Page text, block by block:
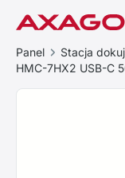
Panel
Stacja
HMC-7HX2 USB-C